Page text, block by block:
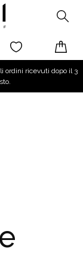
ordini ricevuti dopo il 3